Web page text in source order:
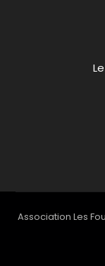
Association Les